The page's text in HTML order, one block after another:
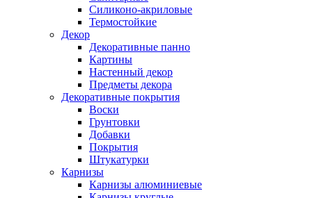
Силиконо-акриловые
Термостойкие
Декор
Декоративные панно
Картины
Настенный декор
Предметы декора
Декоративные покрытия
Воски
Грунтовки
Добавки
Покрытия
Штукатурки
Карнизы
Карнизы алюминиевые